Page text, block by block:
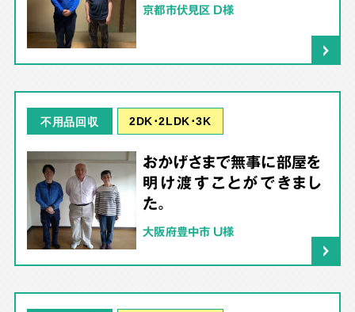
京都市伏見区 D様
不用品回収 2DK･2LDK･3K
おかげさまで無事に部屋を
明け渡すことができまし
た。
大阪府豊中市 U様